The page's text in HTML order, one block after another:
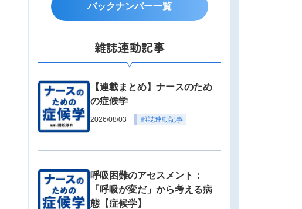
バックナンバー一覧
雑誌連動記事
【連載まとめ】ナースのため
の症候学
2026/08/03 雑誌連動記事
呼吸困難のアセスメント：
「呼吸が変だ」から考える病
態【症候学】